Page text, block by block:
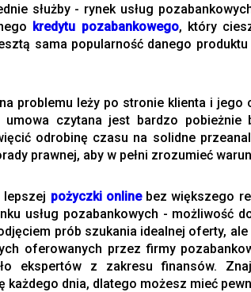
służby - rynek usług
kredytu pozabankowego, który
sama popularność danego
problemu leży po stronie klienta i jego
czytana jest bardzo
odrobinę czasu na solidne
prawnej, aby w pełni zrozumieć
lepszej pożyczki onlinebez większego
usług pozabankowych - możliwość
prób szukania idealnej oferty,
oferowanych przez firmy
ekspertów z zakresu finansów.
dnia, dlatego możesz mieć